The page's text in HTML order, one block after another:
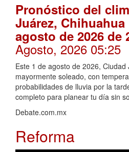
Pronóstico del
Juárez,
agosto de 2026 de
Agosto, 2026 05:25
Este 1 de agosto de 2026,
mayormente soleado, con
probabilidades de lluvia por la
completo para planear tu día sin
Debate.com.mx
Reforma